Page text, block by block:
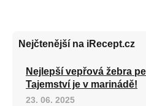
Nejčtenější na iRecept.cz
Nejlepší vepřová žebra
Tajemství je v marinádě!
23. 06. 2025